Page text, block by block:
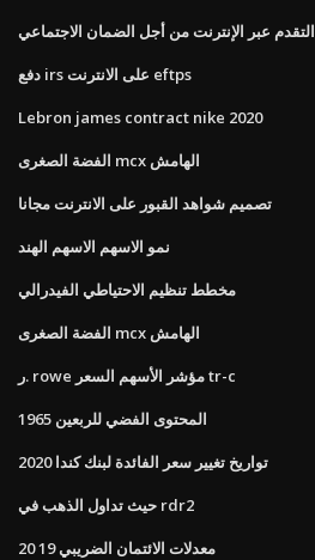
التقدم عبر الإنترنت من أجل الضمان الاجتماعي
دفع irs على الانترنت eftps
Lebron james contract nike 2020
الفضة الصغرى mcx الهامش
تصميم شواهد القبور على الانترنت مجانا
نمو الاسهم الاسهم الهند
مخطط تنظيم الاحتياطي الفيدرالي
الفضة الصغرى mcx الهامش
ر. rowe مؤشر الأسهم السعر tr-c
المحتوى الفضي للربعين 1965
تواريخ تغيير سعر الفائدة لبنك كندا 2020
حيث تداول الذهب في rdr2
معدلات الائتمان الضريبي 19 20